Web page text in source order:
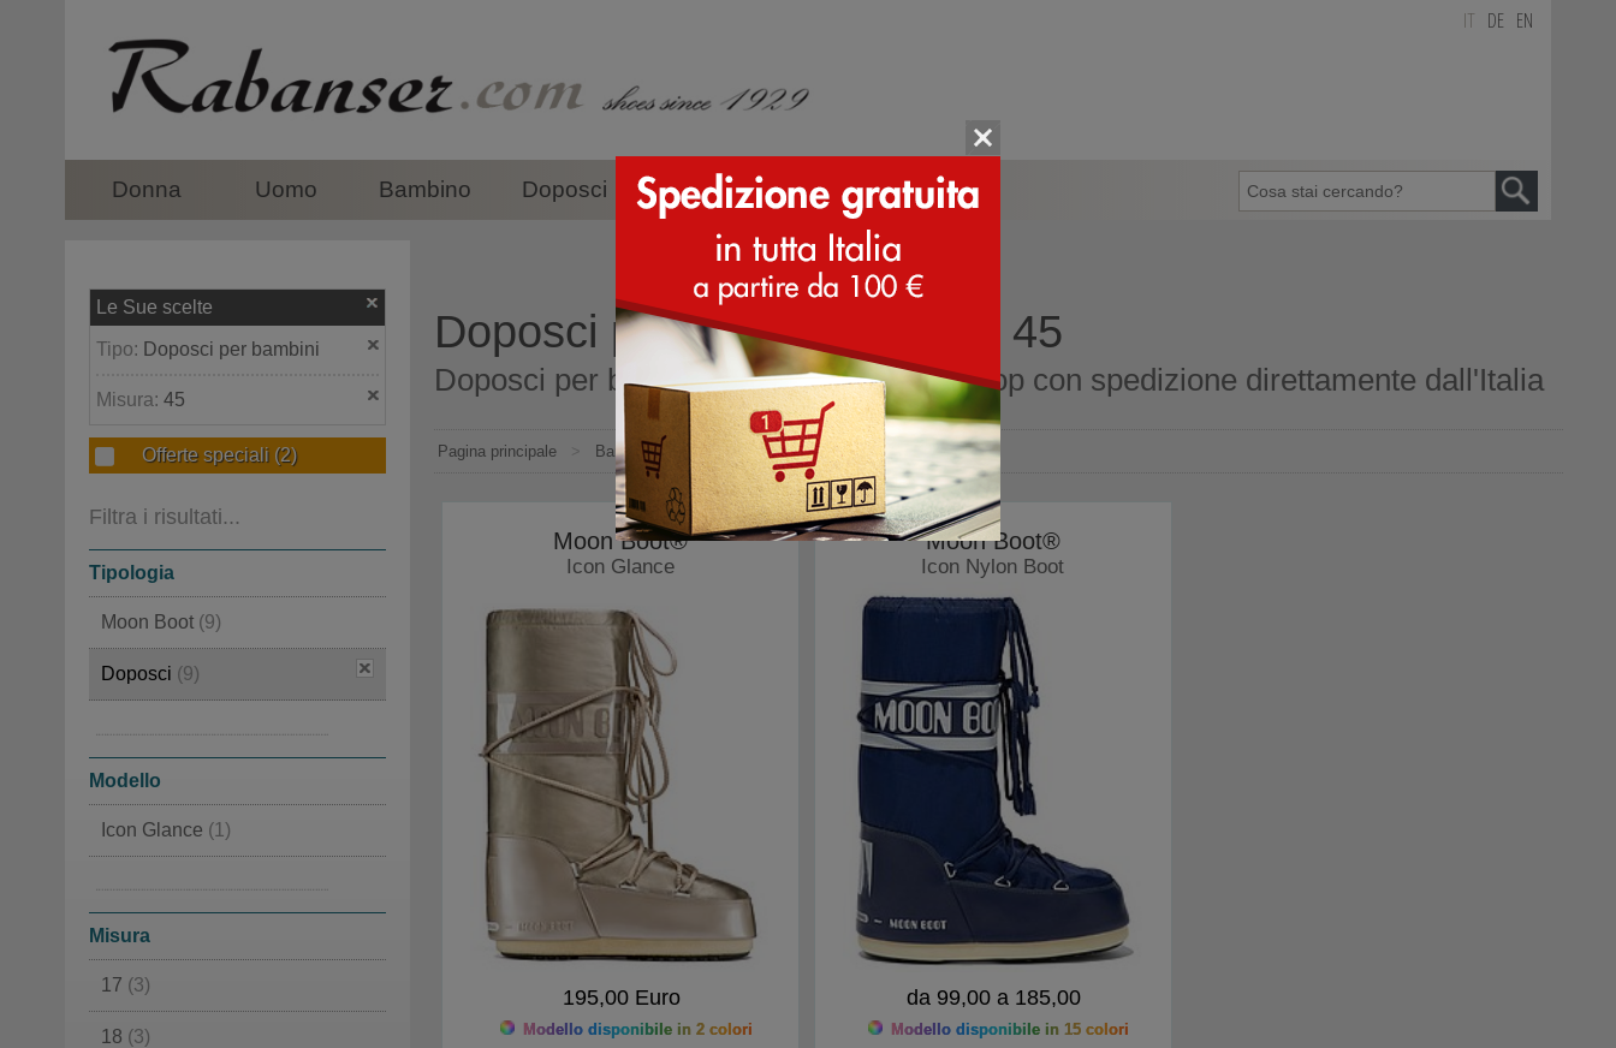
DE EN
Donna Uomo Bambino Doposci Accessori Marche
Le Sue scelte
Tipo: Doposci per bambini
Misura: 45
Offerte speciali (2)
Filtra i risultati...
Tipologia
Moon Boot (9)
Doposci (9)
Ciabatte
Modello
Icon Glance (1)
Misura
17 (3)
18 (3)
Doposci per bambini misura 45
Doposci per bambini misura 45 online shop con spedizione direttamente dall'Italia
Pagina principale > Bambino Doposci
Moon Boot®
Icon Glance
195,00 Euro
Modello disponibile in 2 colori
Moon Boot®
Icon Nylon Boot
da 99,00 a 185,00
Modello disponibile in 15 colori